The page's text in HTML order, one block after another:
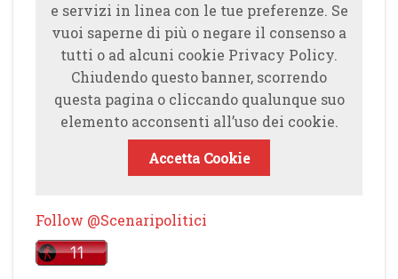
e servizi in linea con le tue preferenze. Se
vuoi saperne di più o negare il consenso a
tutti o ad alcuni cookie Privacy Policy.
Chiudendo questo banner, scorrendo
questa pagina o cliccando qualunque suo
elemento acconsenti all’uso dei cookie.
Accetta Cookie
Follow @Scenaripolitici